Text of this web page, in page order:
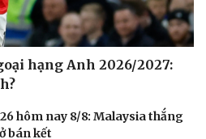
Cửa sổ tình yêu
Kể chuyện cho bé
Hạt giống tâm hồn
hạng Anh 2026/2027:
hôm nay 8/8: Malaysia thắng
bán kết